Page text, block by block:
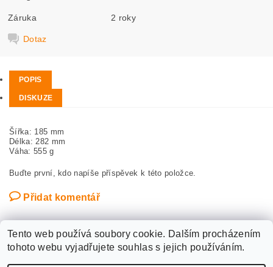
Záruka 2 roky
Dotaz
POPIS
DISKUZE
Šířka: 185 mm
Délka: 282 mm
Váha: 555 g
Buďte první, kdo napíše příspěvek k této položce.
Přidat komentář
Tento web používá soubory cookie. Dalším procházením
tohoto webu vyjadřujete souhlas s jejich používáním.